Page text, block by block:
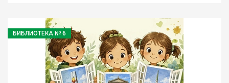
БИБЛИОТЕКА № 6